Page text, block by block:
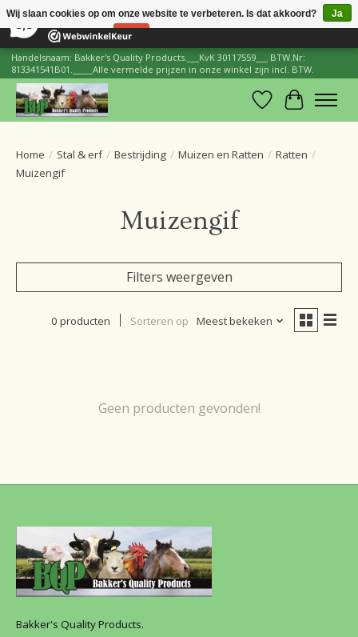
206 Reviews ×
Handelsnaam: Bakker's Quality Products.___KvK 30117559___ BTW.Nr:
813341541B01._____Alle vermelde prijzen in onze winkel zijn incl. BTW.
Verlanglijst
Home / Stal & erf / Bestrijding / Muizen en Ratten / Ratten /
Muizengif
Muizengif
Filters weergeven
0 producten Sorteren op Meest bekeken
Geen producten gevonden!
Bakker's Quality Products.
Wij slaan cookies op om onze website te verbeteren. Is dat akkoord?
Ja
Nee